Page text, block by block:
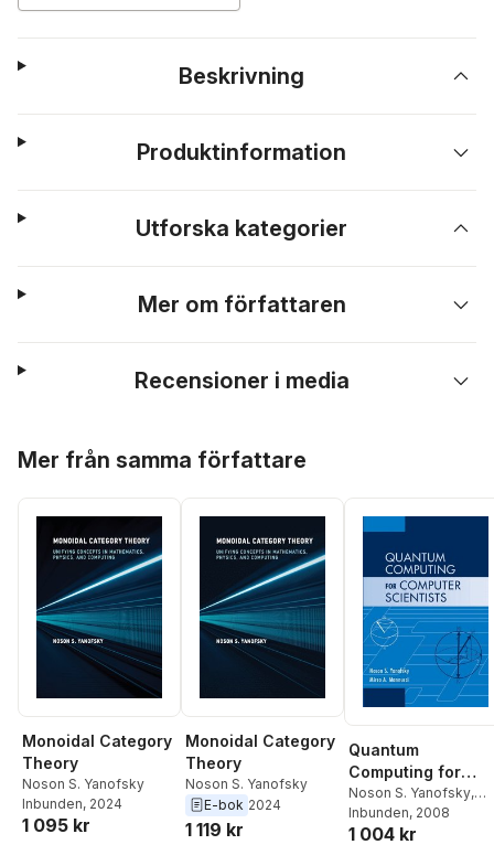
Beskrivning
Produktinformation
Utforska kategorier
Mer om författaren
Recensioner i media
Mer från samma författare
Monoidal Category
Theory
Noson S. Yanofsky
Inbunden, 2024
1 095 kr
Monoidal Category
Theory
Noson S. Yanofsky
E-bok 2024
1 119 kr
Quantum
Computing for
Computer
Scientists
Noson S. Yanofsky,
Mirco A. Mannucci
Inbunden, 2008
1 004 kr